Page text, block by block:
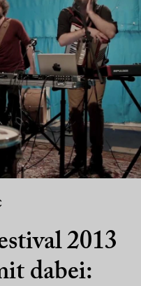
2013
dabei: